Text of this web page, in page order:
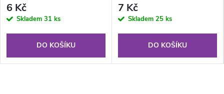
6 Kč
Skladem 31 ks
DO KOŠÍKU
7 Kč
Skladem 25 ks
DO KOŠÍKU